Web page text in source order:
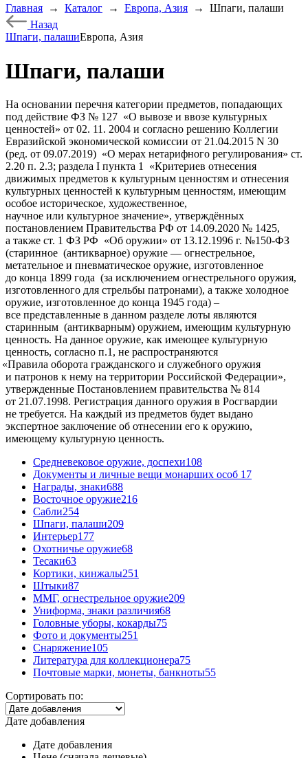
Главная → Каталог → Европа, Азия →
Шпаги, палаши
Назад
Шпаги, палашиЕвропа, Азия
Шпаги, палаши
На основании перечня категории предметов, попадающих
под действие ФЗ № 127 «О вывозе и ввозе культурных
ценностей» от 02. 11. 2004 и согласно решению Коллегии
Евразийской экономической комиссии от 21.04.2015 N 30
(ред. от 09.07.2019) «О мерах нетарифного регулирования» ст.
2.20 п. 2.3; раздела I пункта 1
«Критериев отнесения
движимых предметов к культурным ценностям и отнесения
культурных ценностей к культурным ценностям, имеющим
особое историческое, художественное,
научное или культурное значение», утверждённых
постановлением Правительства РФ от 14.09.2020 № 1425,
а также ст. 1 ФЗ РФ «Об оружии» от 13.12.1996 г. №150-ФЗ
(старинное (антикварное) оружие — огнестрельное,
метательное и пневматическое оружие, изготовленное
до конца 1899 года (за исключением огнестрельного оружия,
изготовленного для стрельбы патронами), а также холодное
оружие, изготовленное до конца 1945 года) –
все представленные в данном разделе лоты являются
старинным (антикварным) оружием, имеющим культурную
ценность. На данное оружие, как имеющее культурную
ценность, согласно п.1, не распространяются
«Правила оборота гражданского и служебного оружия
и патронов к нему на территории Российской Федерации»,
утвержденные Постановлением правительства № 814
от 21.07.1998. Регистрация данного оружия в Росгвардии
не требуется. На каждый из предметов будет выдано
экспертное заключение об отнесении его к оружию,
имеющему культурную ценность.
Средневековое оружие, доспехи108
Документы и личные вещи монарших особ 17
Награды, знаки688
Восточное оружие216
Сабли254
Шпаги, палаши209
Интерьер177
Охотничье оружие68
Тесаки63
Кортики, кинжалы251
Штыки87
ММГ, огнестрельное оружие209
Униформа, знаки различия68
Головные уборы, кокарды75
Фото и документы251
Снаряжение105
Литература для коллекционера75
Почтовые марки, монеты, банкноты55
Сортировать по:
Дате добавления
Дате добавления